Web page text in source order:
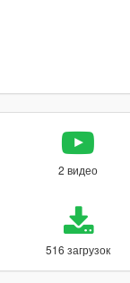
2 видео
516 загрузок